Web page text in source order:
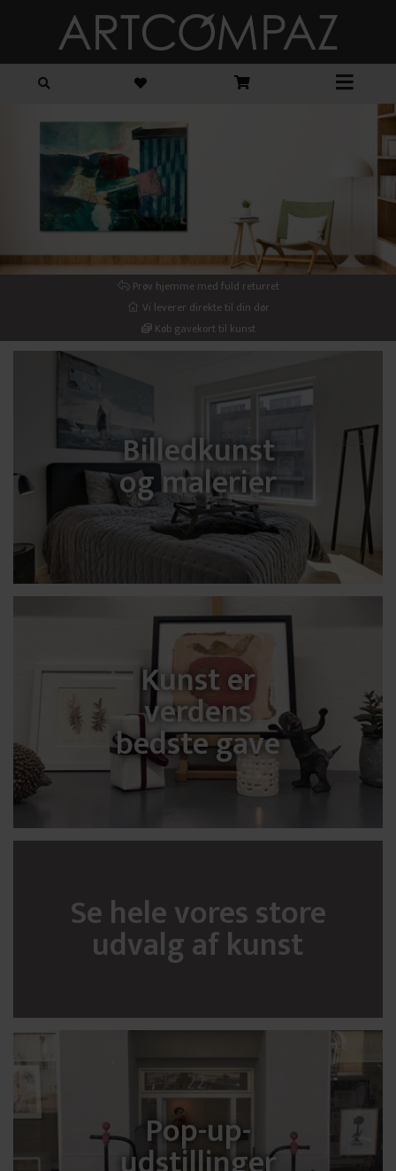
Prøv hjemme med fuld returret
Vi leverer direkte til din dør
Køb gavekort til kunst
Billedkunst
og malerier
Kunst er
verdens
bedste gave
Se hele vores store
udvalg af kunst
Pop-up-